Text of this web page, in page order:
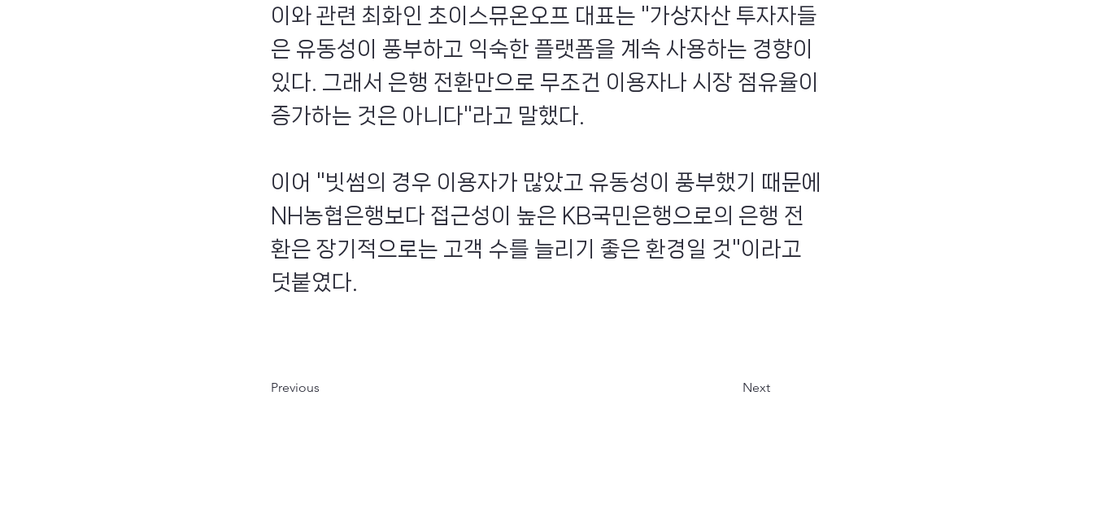
이와 관련 최화인 초이스뮤온오프 대표는 "가상자산 투자자들
은 유동성이 풍부하고 익숙한 플랫폼을 계속 사용하는 경향이
있다. 그래서 은행 전환만으로 무조건 이용자나 시장 점유율이
증가하는 것은 아니다"라고 말했다.
이어 "빗썸의 경우 이용자가 많았고 유동성이 풍부했기 때문에
NH농협은행보다 접근성이 높은 KB국민은행으로의 은행 전
환은 장기적으로는 고객 수를 늘리기 좋은 환경일 것"이라고
덧붙였다.
Previous Next